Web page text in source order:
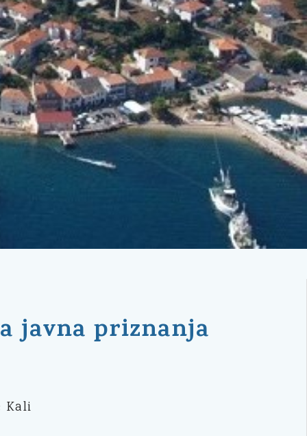
javna priznanja